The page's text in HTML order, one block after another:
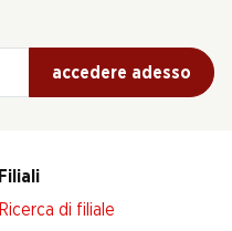
accedere adesso
Filiali
Ricerca di filiale